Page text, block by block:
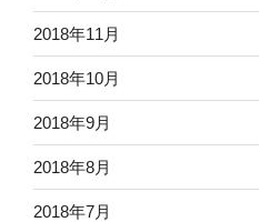
2018年11月
2018年10月
2018年9月
2018年8月
2018年7月